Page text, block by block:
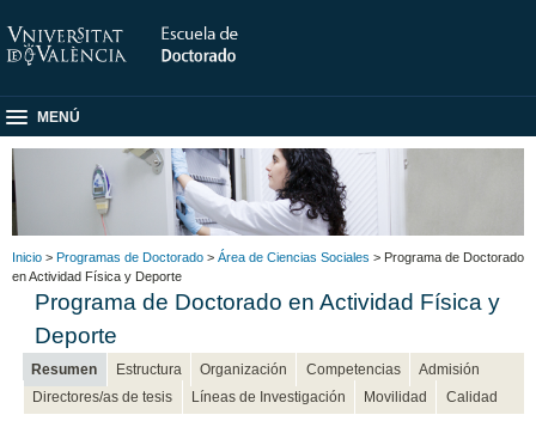
MENÚ
Inicio > Programas de Doctorado > Área de Ciencias Sociales > Programa de Doctorado
en Actividad Física y Deporte
Programa de Doctorado en Actividad Física y
Deporte
Resumen Estructura Organización Competencias
Admisión
Directores/as de tesis
Líneas de Investigación Movilidad Calidad